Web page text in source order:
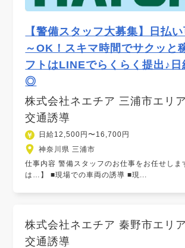
【警備スタッフ大募集】日払
～OK！スキマ時間でサクッと
フトはLINEでらくらく提出♪日
◎
株式会社ネエチア 三浦市エリ
交通誘導
日給12,500円〜16,700円
神奈川県 三浦市
仕事内容 警備スタッフのお仕事をお任せしま
は…】 ■現場での車両の誘導 ■現...
株式会社ネエチア 秦野市エリ
交通誘導